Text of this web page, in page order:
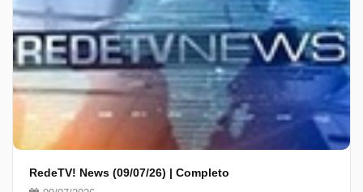
RedeTV! News (09/07/26) | Completo